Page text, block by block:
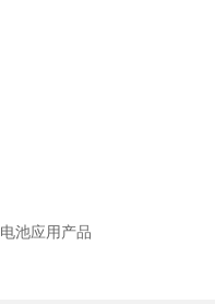
池应用产品